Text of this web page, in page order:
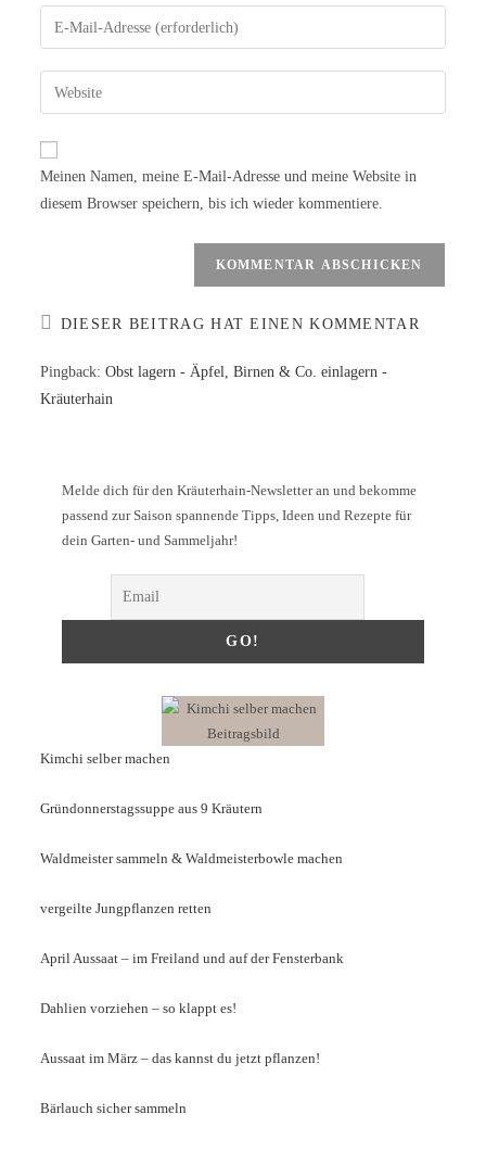
Meinen Namen, meine E-Mail-Adresse und meine Website in
diesem Browser speichern, bis ich wieder kommentiere.
DIESER BEITRAG HAT EINEN KOMMENTAR
Pingback:Obst lagern - Äpfel, Birnen & Co. einlagern -
Kräuterhain
Melde dich für den Kräuterhain-Newsletter an und bekomme
passend zur Saison spannende Tipps, Ideen und Rezepte für
dein Garten- und Sammeljahr!
Kimchi selber machen
Gründonnerstagssuppe aus 9 Kräutern
Waldmeister sammeln & Waldmeisterbowle machen
vergeilte Jungpflanzen retten
April Aussaat – im Freiland und auf der Fensterbank
Dahlien vorziehen – so klappt es!
Aussaat im März – das kannst du jetzt pflanzen!
Bärlauch sicher sammeln